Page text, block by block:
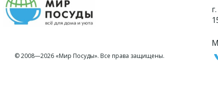
© 2008—2026 «Мир Посуды». Все права защищены.